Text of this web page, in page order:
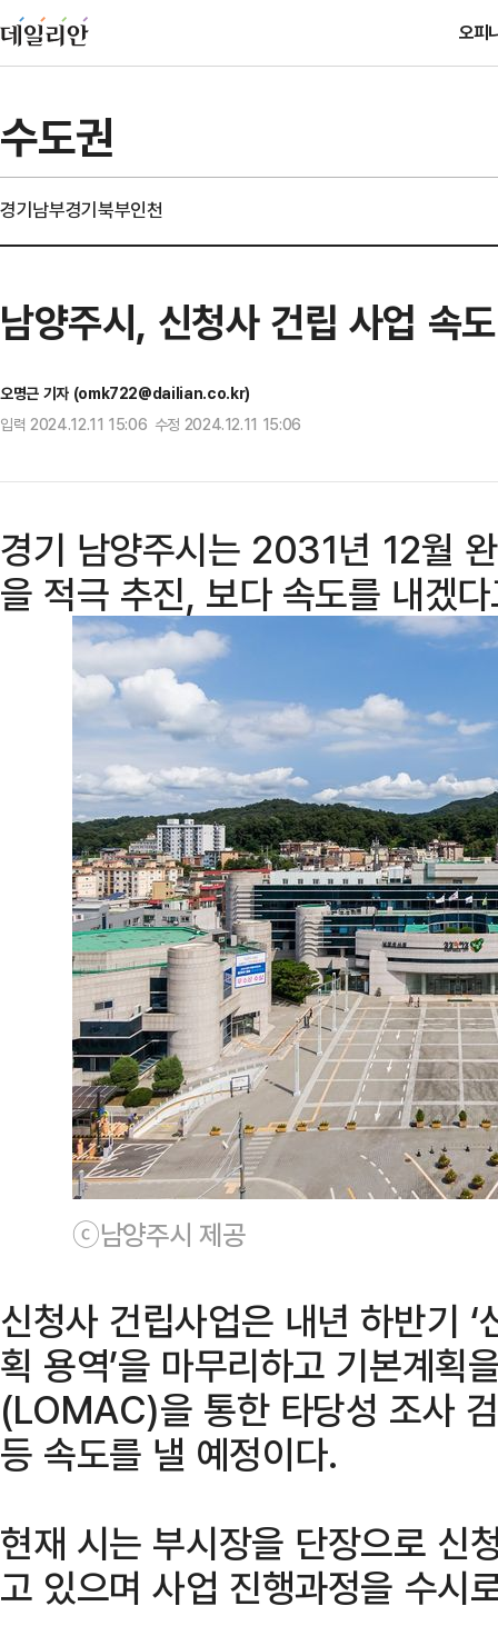
오피
수도권
경기남부경기북부인천
남양주시, 신청사 건립 사업 속
오명근 기자 (omk722@dailian.co.kr)
입력 2024.12.11 15:06 수정 2024.12.11 15:06
경기 남양주시는 2031년 12월
을 적극 추진, 보다 속도를 내겠
ⓒ남양주시 제공
신청사 건립사업은 내년 하반기
획 용역’을 마무리하고 기본계획
(LOMAC)을 통한 타당성 조사
등 속도를 낼 예정이다.
현재 시는 부시장을 단장으로 신
고 있으며 사업 진행과정을 수시